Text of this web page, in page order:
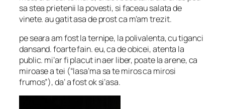
sa stea prietenii la povesti, si faceau salata de
vinete. au gatit asa de prost ca m’am trezit.
pe seara am fost la ternipe, la polivalenta, cu tiganci
dansand. foarte fain. eu, ca de obicei, atenta la
public. mi’ar fi placut in aer liber, poate la arene, ca
miroase a tei (“lasa’ma sa te miros ca mirosi
frumos”), da’ a fost ok si’asa.